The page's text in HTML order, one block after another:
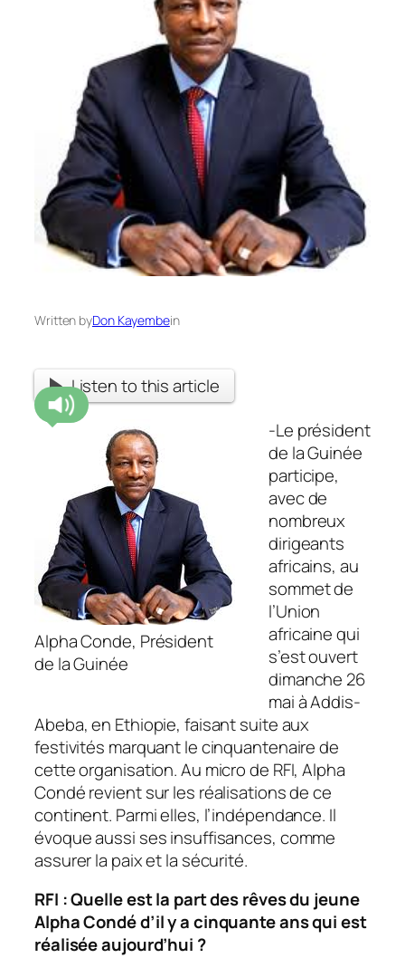
Written byDon Kayembein
Listen to this article
Alpha Conde, Président
de la Guinée
-Le président
de la Guinée
participe,
avec de
nombreux
dirigeants
africains, au
sommet de
l’Union
africaine qui
s’est ouvert
dimanche 26
mai à Addis-
Abeba, en Ethiopie, faisant suite aux
festivités marquant le cinquantenaire de
cette organisation. Au micro de RFI, Alpha
Condé revient sur les réalisations de ce
continent. Parmi elles, l’indépendance. Il
évoque aussi ses insuffisances, comme
assurer la paix et la sécurité.
RFI : Quelle est la part des rêves du jeune
Alpha Condé d’il y a cinquante ans qui est
réalisée aujourd’hui ?